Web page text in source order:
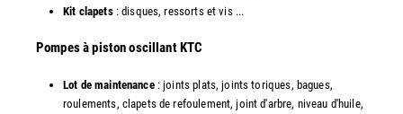
Kit clapets: disques, ressorts et vis ...
​Pompes à piston oscillant KTC
Lot de maintenance : joints plats, joints toriques, bagues,
roulements, clapets de refoulement, joint d'arbre, niveau d'huile,